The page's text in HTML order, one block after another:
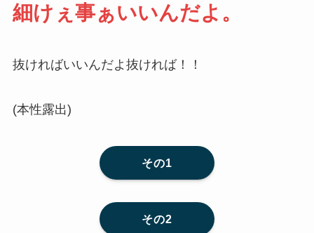
細けぇ事ぁいいんだよ。
抜ければいいんだよ抜ければ！！
(本性露出)
その1
その2